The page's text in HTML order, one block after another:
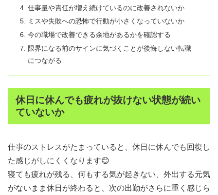
仕事量や責任が増え続けているのに改善されないか
ミスや失敗への恐怖で行動が小さくなっていないか
今の職場で改善できる余地があるかを確認する
限界になる前のサインに気づくことが後悔しない転職
につながる
休日に休んでも疲れが抜けない状態が続い
ていないか
仕事のストレスがたまっていると、休日に休んでも回復し
た感じがしにくくなります😊
寝ても疲れが残る、何もする気が起きない、外出する元気
がないまま休日が終わると、次の出勤がさらに重く感じら